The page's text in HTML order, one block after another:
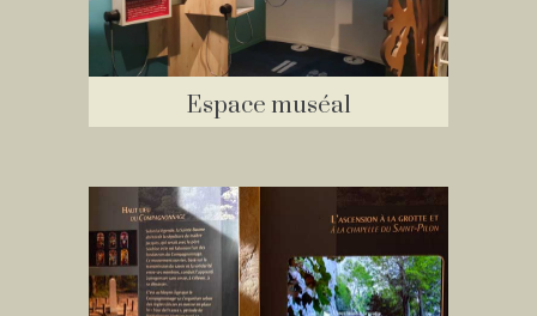
Espace muséal